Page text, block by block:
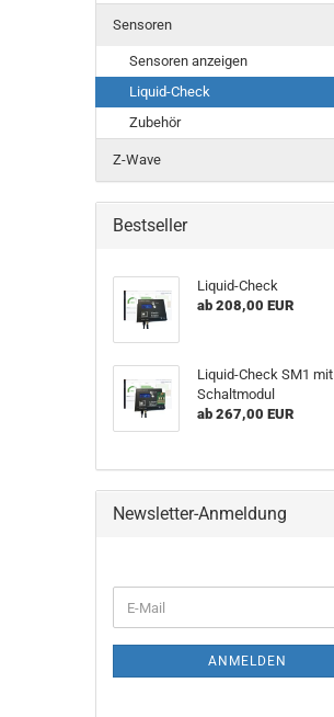
Sensoren
Sensoren anzeigen
Liquid-Check
Zubehör
Z-Wave
Bestseller
Liquid-Check
ab 208,00 EUR
Liquid-Check SM1 mit
Schaltmodul
ab 267,00 EUR
Newsletter-Anmeldung
ZUR
E-
Mail
ANMELDEN